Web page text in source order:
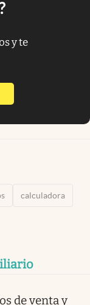
y te
en nueva pestaña
calculadora
de venta y